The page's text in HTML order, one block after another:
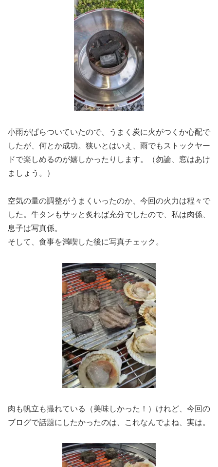
小雨がぱらついていたので、うまく炭に火がつくか心配で
したが、何とか成功。狭いとはいえ、雨でもストックヤー
ドで楽しめるのが嬉しかったりします。（勿論、窓はあけ
ましょう。）
空気の量の調整がうまくいったのか、今回の火力は程々で
した。牛タンもサッと炙れば充分でしたので、私は肉係、
息子は写真係。
そして、食事を満喫した後に写真チェック。
肉も帆立も撮れている（美味しかった！）けれど、今回の
ブログで話題にしたかったのは、これなんでよね、実は。